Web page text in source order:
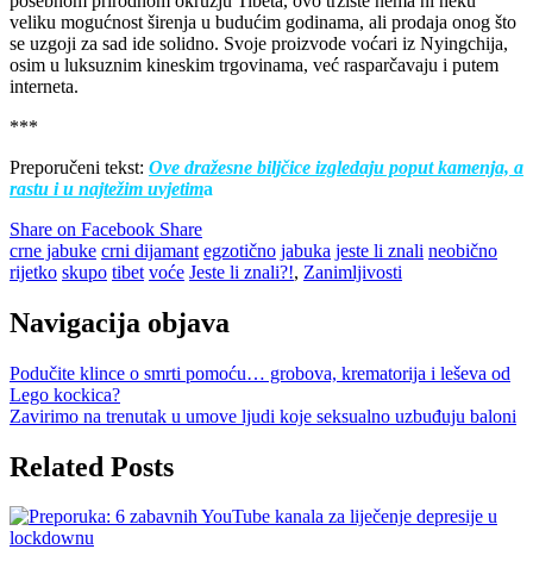
veliku mogućnost širenja u budućim godinama, ali prodaja onog što
se uzgoji za sad ide solidno. Svoje proizvode voćari iz Nyingchija,
osim u luksuznim kineskim trgovinama, već rasparčavaju i putem
interneta.
***
Preporučeni tekst: Ove dražesne biljčice izgledaju poput kamenja, a
rastu i u najtežim uvjetima
Share on Facebook Share
crne jabuke crni dijamant egzotično jabuka jeste li znali neobično
rijetko skupo tibet voće Jeste li znali?!, Zanimljivosti
Navigacija objava
Podučite klince o smrti pomoću… grobova, krematorija i leševa od
Lego kockica?
Zavirimo na trenutak u umove ljudi koje seksualno uzbuđuju baloni
Related Posts